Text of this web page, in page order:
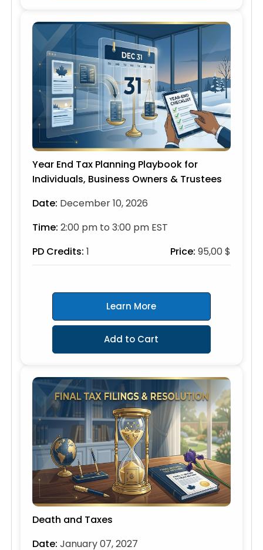
Year End Tax Planning Playbook for
Individuals, Business Owners & Trustees
Date: December 10, 2026
Time: 2:00 pm to 3:00 pm EST
PD Credits: 1 Price: 95,00 $
Learn More
Add to Cart
Death and Taxes
Date: January 07, 2027